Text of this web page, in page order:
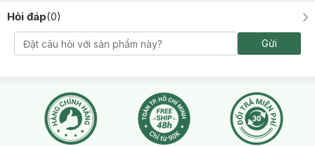
Hỏi đáp(0)
Gửi